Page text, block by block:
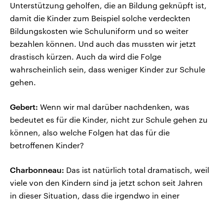
Unterstützung geholfen, die an Bildung geknüpft ist,
damit die Kinder zum Beispiel solche verdeckten
Bildungskosten wie Schuluniform und so weiter
bezahlen können. Und auch das mussten wir jetzt
drastisch kürzen. Auch da wird die Folge
wahrscheinlich sein, dass weniger Kinder zur Schule
gehen.
Gebert: Wenn wir mal darüber nachdenken, was
bedeutet es für die Kinder, nicht zur Schule gehen zu
können, also welche Folgen hat das für die
betroffenen Kinder?
Charbonneau: Das ist natürlich total dramatisch, weil
viele von den Kindern sind ja jetzt schon seit Jahren
in dieser Situation, dass die irgendwo in einer